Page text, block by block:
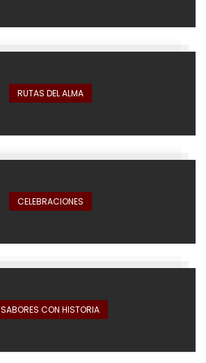
RUTAS DEL ALMA
CELEBRACIONES
SABORES CON HISTORIA